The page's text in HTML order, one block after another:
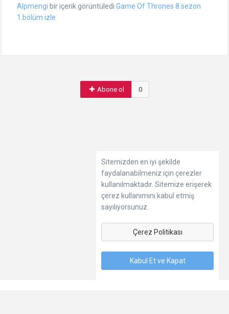
Alpmengi bir içerik görüntüledi Game Of Thrones 8.sezon
1.bölüm izle
Abone ol 0
Sitemizden en iyi şekilde
faydalanabilmeniz için çerezler
kullanılmaktadır. Sitemize erişerek
çerez kullanımını kabul etmiş
sayılıyorsunuz.
Çerez Politikası
Kabul Et ve Kapat